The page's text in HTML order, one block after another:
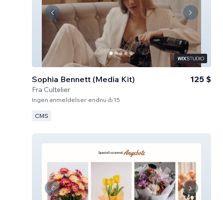
Sophia Bennett (Media Kit)
Fra Cultelier
125 $
Ingen anmeldelser endnu 15
CMS